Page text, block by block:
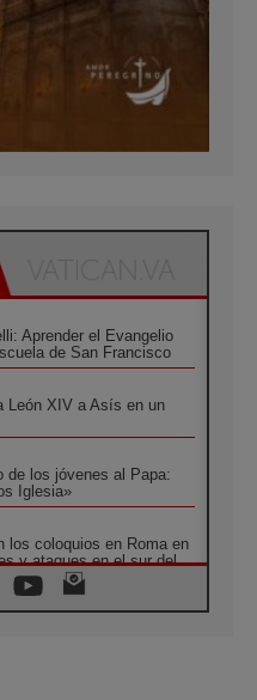
Aprender el Evangelio
de San Francisco
León XIV a Asís en un
de los jóvenes al Papa:
Iglesia»
los coloquios en Roma en
y ataques en el sur del